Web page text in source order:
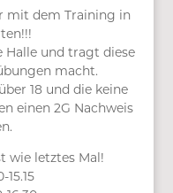
mit dem Training in
und tragt diese
macht.
18 und die keine
einen 2G Nachweis
wie letztes Mal!
15.15